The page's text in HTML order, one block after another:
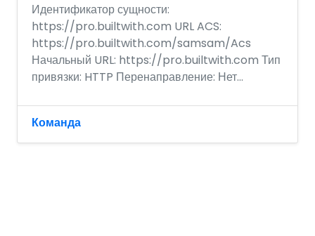
Идентификатор сущности:
https://pro.builtwith.com URL ACS:
https://pro.builtwith.com/samsam/Acs
Начальный URL: https://pro.builtwith.com Тип
привязки: HTTP Перенаправление: Нет...
Команда